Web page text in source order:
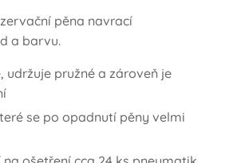
pěna navrací
a barvu.
udržuje pružné a zároveň je
se po opadnutí pěny velmi